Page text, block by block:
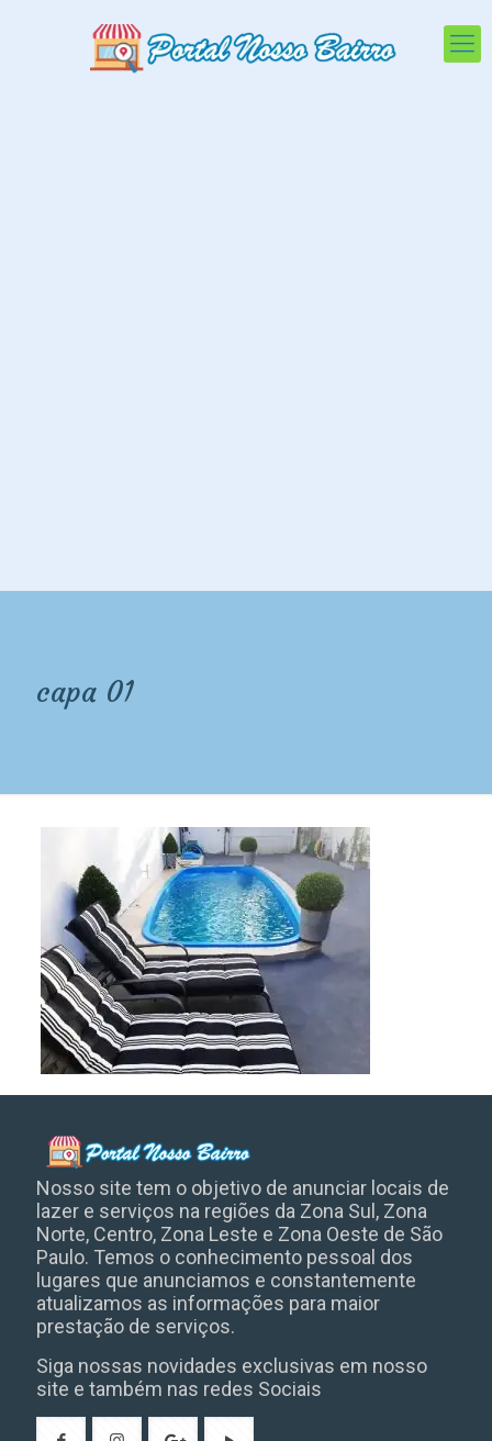
capa 01
Nosso site tem o objetivo de anunciar locais de
lazer e serviços na regiões da Zona Sul, Zona
Norte, Centro, Zona Leste e Zona Oeste de São
Paulo. Temos o conhecimento pessoal dos
lugares que anunciamos e constantemente
atualizamos as informações para maior
prestação de serviços.
Siga nossas novidades exclusivas em nosso
site e também nas redes Sociais